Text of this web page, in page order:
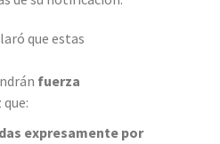
que estas
fuerza
que:
expresamente por